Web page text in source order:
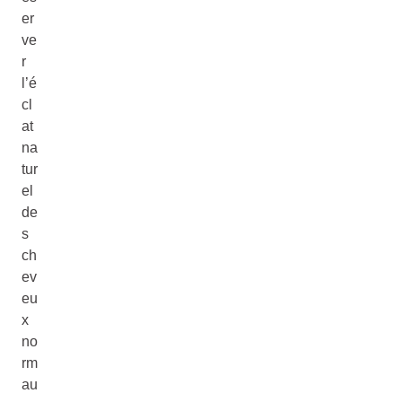
er
ve
r
l’é
cl
at
na
tur
el
de
s
ch
ev
eu
x
no
rm
au